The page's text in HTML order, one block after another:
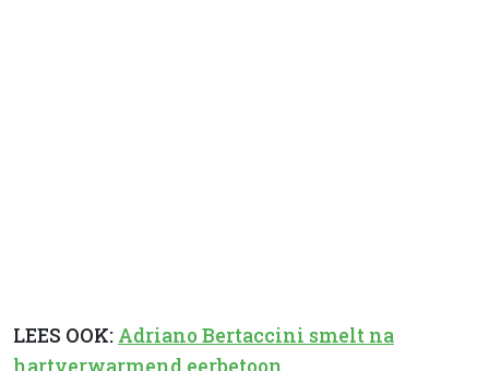
LEES OOK: Adriano Bertaccini smelt na